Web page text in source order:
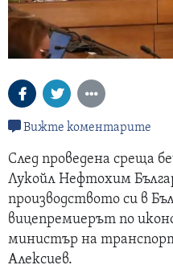
Вижте коментарите
След проведена среща
Лукойл Нефтохим
производството си в
вицепремиерът по
министър на
Алексиев.